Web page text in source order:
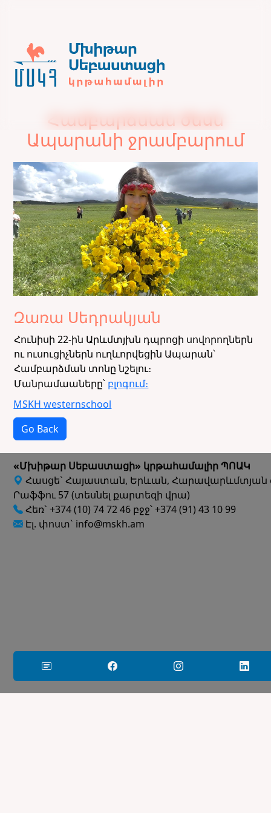
Համբարձման ծեսն
Ապարանի ջրամբարում
Զառա Սեդրակյան
Հունիսի 22-ին Արևմտյխն դպրոցի սովորողներն
ու ուսուցիչներն ուղևորվեցին Ապարան՝
Համբարձման տոնը նշելու։
Մանրամաաները՝ բլոգում։
MSKHwesternschool
Go Back
«Մխիթար Սեբաստացի» կրթահամալիր ՊՈԱԿ
Հասցե` Հայաստան, Երևան, Հարավարևմտյան
Րաֆֆու 57 (տեսնել քարտեզի վրա)
Հեռ` +374 (10) 74 72 46 բջջ՝ +374 (91) 43 10 99
Էլ. փոստ` info@mskh.am